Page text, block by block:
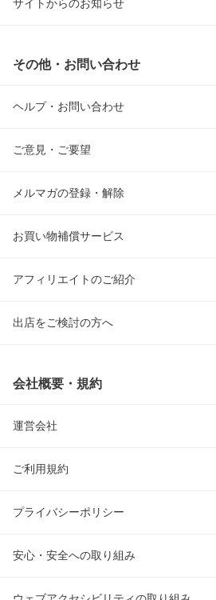
サイトからのお知らせ
その他・お問い合わせ
ヘルプ・お問い合わせ
ご意見・ご要望
メルマガの登録・解除
お買い物補償サービス
アフィリエイトのご紹介
出店をご検討の方へ
会社概要・規約
運営会社
ご利用規約
プライバシーポリシー
安心・安全への取り組み